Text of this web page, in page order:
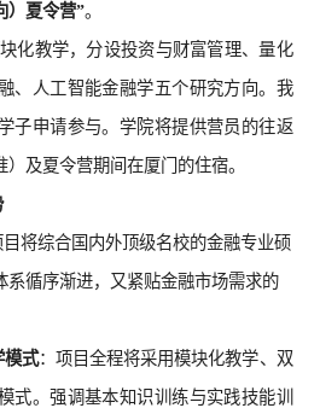
）夏令营”。
化教学，分设投资与财富管理、量化
、人工智能金融学五个研究方向。我
子申请参与。学院将提供营员的往返
及夏令营期间在厦门的住宿。
目将综合国内外顶级名校的金融专业硕
系循序渐进，又紧贴金融市场需求的
模式：项目全程将采用模块化教学、双
式。强调基本知识训练与实践技能训